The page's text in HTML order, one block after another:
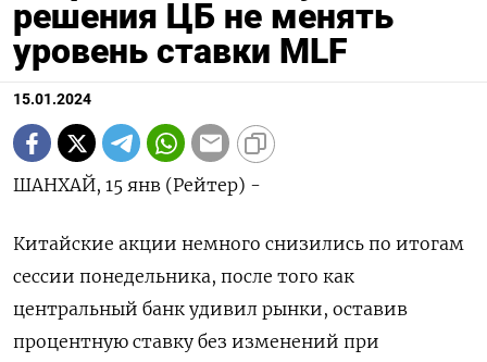
решения ЦБ не менять
уровень ставки MLF
15.01.2024
ШАНХАЙ, 15 янв (Рейтер) -
Китайские акции немного снизились по итогам
сессии понедельника, после того как
центральный банк удивил рынки, оставив
процентную ставку без изменений при